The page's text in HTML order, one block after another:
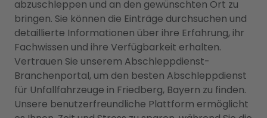
abzuschleppen und an den gewünschten Ort zu
bringen. Sie können die Einträge durchsuchen und
detaillierte Informationen über ihre Erfahrung, ihr
Fachwissen und ihre Verfügbarkeit erhalten.
Vertrauen Sie unserem Abschleppdienst-
Branchenportal, um den besten Abschleppdienst
für Unfallfahrzeuge in Friedberg, Bayern zu finden.
Unsere benutzerfreundliche Plattform ermöglicht